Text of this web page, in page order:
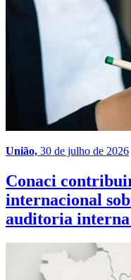
União, 30 de julho de 2026
Conaci
internacional
auditoria